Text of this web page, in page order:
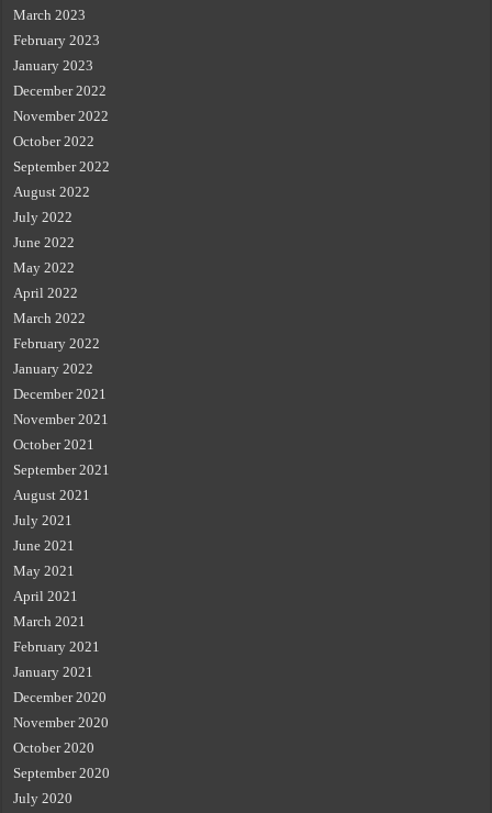
March 2023
February 2023
January 2023
December 2022
November 2022
October 2022
September 2022
August 2022
July 2022
June 2022
May 2022
April 2022
March 2022
February 2022
January 2022
December 2021
November 2021
October 2021
September 2021
August 2021
July 2021
June 2021
May 2021
April 2021
March 2021
February 2021
January 2021
December 2020
November 2020
October 2020
September 2020
July 2020